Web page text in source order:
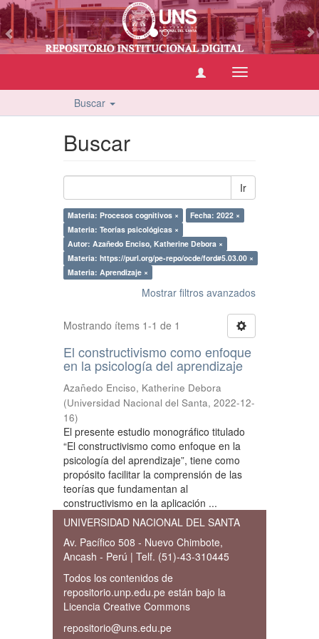
Cambiar
navegación
Buscar
Buscar
Ir
Materia: Procesos cognitivos ×
Fecha: 2022 ×
Materia: Teorías psicológicas ×
Autor: Azañedo Enciso, Katherine Debora ×
Materia: https://purl.org/pe-repo/ocde/ford#5.03.00 ×
Materia: Aprendizaje ×
Mostrar filtros avanzados
Mostrando ítems 1-1 de 1
El constructivismo como enfoque
en la psicología del aprendizaje
Azañedo Enciso, Katherine Debora
(Universidad Nacional del Santa, 2022-12-
16)
El presente estudio monográfico titulado
“El constructivismo como enfoque en la
psicología del aprendizaje”, tiene como
propósito facilitar la comprensión de las
teorías que fundamentan al
constructivismo en la aplicación ...
UNIVERSIDAD NACIONAL DEL SANTA
Av. Pacífico 508 - Nuevo Chimbote,
Ancash - Perú | Telf. (51)-43-310445
Todos los contenidos de
repositorio.unp.edu.pe están bajo la
Licencia Creative Commons
repositorio@uns.edu.pe